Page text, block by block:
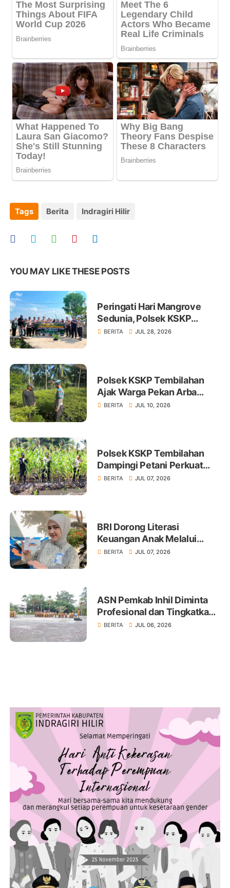
Tags Berita Indragiri Hilir
YOU MAY LIKE THESE POSTS
Peringati Hari Mangrove
Sedunia, Polsek KSKP
Tembilahan Tanam 100 Bibit
BERITA JUL 28, 2026
Polsek KSKP Tembilahan
Ajak Warga Pekan Arba
Tanam Cabai Dukung
BERITA JUL 10, 2026
Polsek KSKP Tembilahan
Dampingi Petani Perkuat
Swasembada Pangan
BERITA JUL 07, 2026
BRI Dorong Literasi
Keuangan Anak Melalui
Produk BritAma Junio
BERITA JUL 07, 2026
ASN Pemkab Inhil Diminta
Profesional dan Tingkatkan
Pelayanan Publik
BERITA JUL 06, 2026